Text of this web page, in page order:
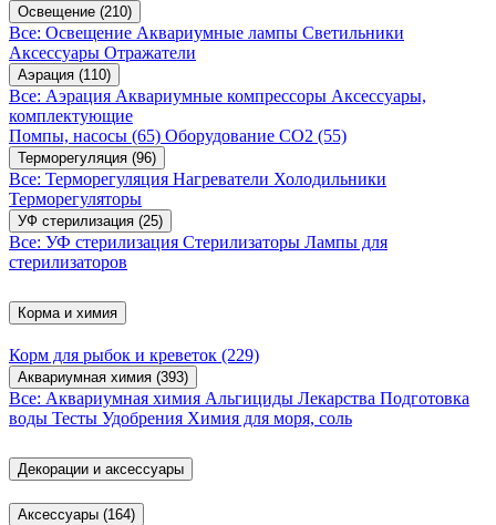
Освещение (210)
Все: Освещение Аквариумные лампы Светильники
Аксессуары Отражатели
Аэрация (110)
Все: Аэрация Аквариумные компрессоры Аксессуары,
комплектующие
Помпы, насосы (65) Оборудование CO2 (55)
Терморегуляция (96)
Все: Терморегуляция Нагреватели Холодильники
Терморегуляторы
УФ стерилизация (25)
Все: УФ стерилизация Стерилизаторы Лампы для
стерилизаторов
Корма и химия
Корм для рыбок и креветок (229)
Аквариумная химия (393)
Все: Аквариумная химия Альгициды Лекарства Подготовка
воды Тесты Удобрения Химия для моря, соль
Декорации и аксессуары
Аксессуары (164)